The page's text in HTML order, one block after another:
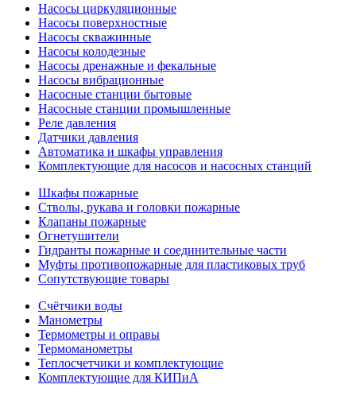
Насосы циркуляционные
Насосы поверхностные
Насосы скважинные
Насосы колодезные
Насосы дренажные и фекальные
Насосы вибрационные
Насосные станции бытовые
Насосные станции промышленные
Реле давления
Датчики давления
Автоматика и шкафы управления
Комплектующие для насосов и насосных станций
Шкафы пожарные
Стволы, рукава и головки пожарные
Клапаны пожарные
Огнетушители
Гидранты пожарные и соединительные части
Муфты противопожарные для пластиковых труб
Сопутствующие товары
Счётчики воды
Манометры
Термометры и оправы
Термоманометры
Теплосчетчики и комплектующие
Комплектующие для КИПиА